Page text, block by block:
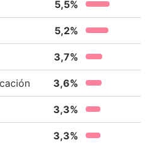
5,5%
5,2%
3,7%
3,6%
3,3%
3,3%